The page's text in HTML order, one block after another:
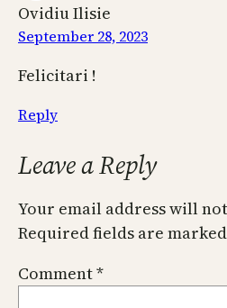
Ovidiu Ilisie
September 28, 2023
Felicitari !
Reply
Leave a Reply
Your email address will
Required fields are marked
Comment*